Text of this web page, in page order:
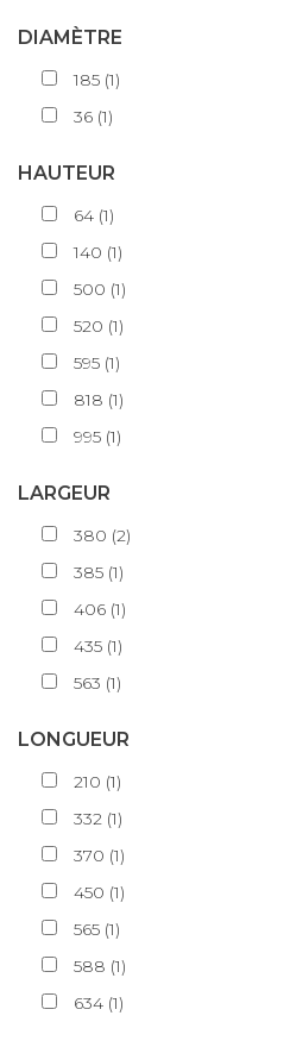
DIAMÈTRE
185 (1)
36 (1)
HAUTEUR
64 (1)
140 (1)
500 (1)
520 (1)
595 (1)
818 (1)
995 (1)
LARGEUR
380 (2)
385 (1)
406 (1)
435 (1)
563 (1)
LONGUEUR
210 (1)
332 (1)
370 (1)
450 (1)
565 (1)
588 (1)
634 (1)